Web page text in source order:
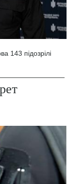
143 підозрілі